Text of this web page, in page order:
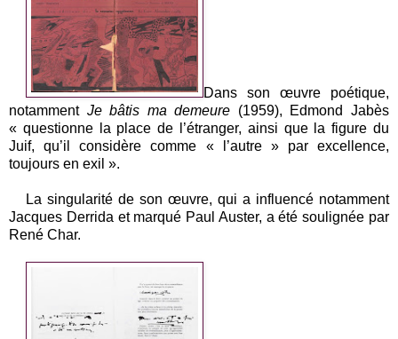
Dans son œuvre poétique,
notamment Je bâtis ma demeure (1959), Edmond Jabès
« questionne la place de l’étranger, ainsi que la figure du
Juif, qu’il considère comme « l’autre » par excellence,
toujours en exil ».
La singularité de son œuvre, qui a influencé notamment
Jacques Derrida et marqué Paul Auster, a été soulignée par
René Char.